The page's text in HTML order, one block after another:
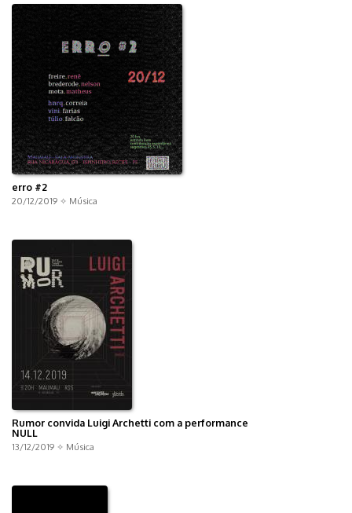
erro #2
20/12/2019 ✧ Música
Rumor convida Luigi Archetti com a performance
NULL
13/12/2019 ✧ Música